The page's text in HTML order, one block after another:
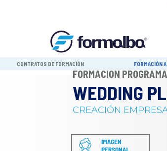
CONTRATOS DE FORMACIÓN FORMACIÓN
FORMACIÓN
WEDDING
CREACIÓN